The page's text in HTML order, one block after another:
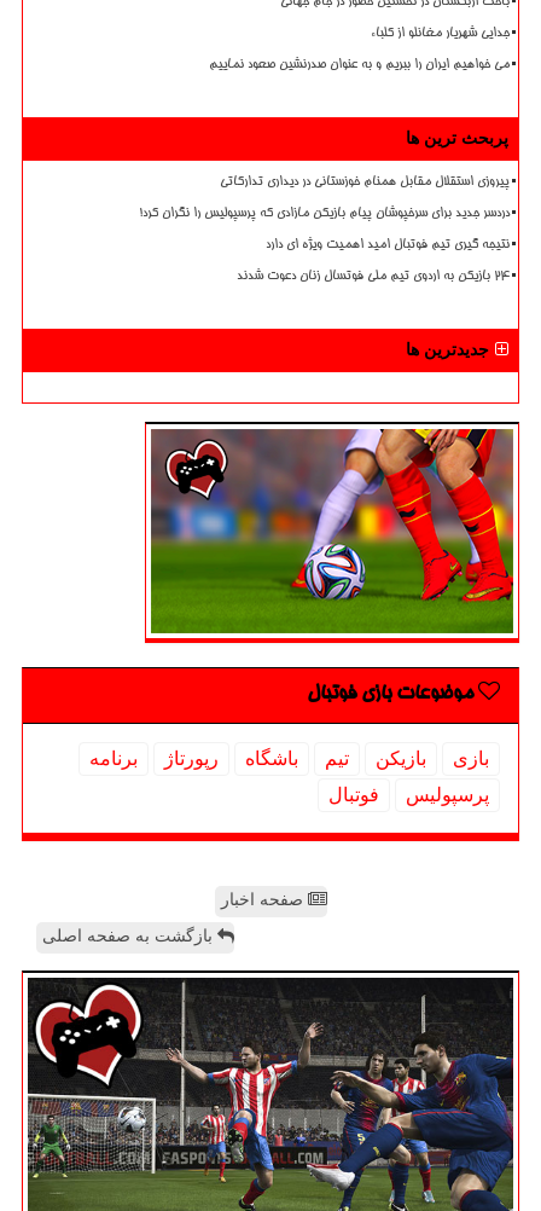
جدایی شهریار مغانلو از کلباء
می خواهیم ایران را ببریم و به عنوان صدرنشین صعود نماییم
پربحث ترین ها
پیروزی استقلال مقابل همنام خوزستانی در دیداری تدارکاتی
دردسر جدید برای سرخپوشان پیام بازیکن مازادی که پرسپولیس را نگران کرد!
نتیجه گیری تیم فوتبال امید اهمیت ویژه ای دارد
۲۴ بازیکن به اردوی تیم ملی فوتسال زنان دعوت شدند
جدیدترین ها
موضوعات بازی فوتبال
بازی بازیكن تیم باشگاه رپورتاژ
برنامه
پرسپولیس
فوتبال
صفحه اخبار
بازگشت به صفحه اصلی